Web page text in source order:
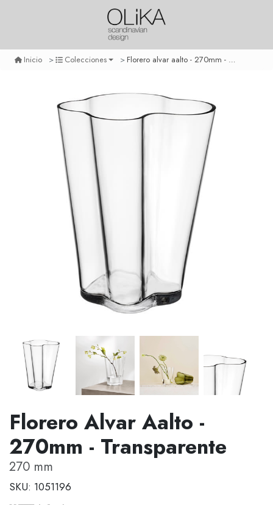
Inicio Colecciones Florero alvar aalto - 270mm - transparente
Florero Alvar Aalto -
270mm - Transparente
270 mm
SKU: 1051196